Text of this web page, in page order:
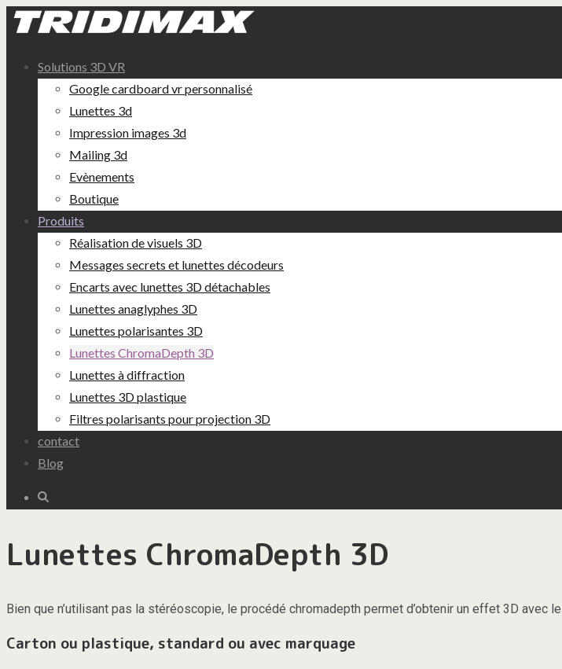
Solutions 3D VR
Google cardboard vr personnalisé
Lunettes 3d
Impression images 3d
Mailing 3d
Evènements
Boutique
Produits
Réalisation de visuels 3D
Messages secrets et lunettes décodeurs
Encarts avec lunettes 3D détachables
Lunettes anaglyphes 3D
Lunettes polarisantes 3D
Lunettes ChromaDepth 3D
Lunettes à diffraction
Lunettes 3D plastique
Filtres polarisants pour projection 3D
contact
Blog
Lunettes ChromaDepth 3D
Bien que n’utilisant pas la stéréoscopie, le procédé chromadepth permet d’obtenir un effet 3D avec
Carton ou plastique, standard ou avec marquage